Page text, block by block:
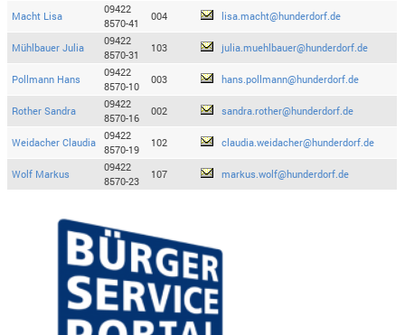
Macht Lisa
09422
8570-41
004 lisa.macht@hunderdorf.de
Mühlbauer Julia
09422
8570-31
103 julia.muehlbauer@hunderdorf.de
Pollmann Hans
09422
8570-10
003 hans.pollmann@hunderdorf.de
Rother Sandra
09422
8570-16
002 sandra.rother@hunderdorf.de
Weidacher Claudia
09422
8570-19
102 claudia.weidacher@hunderdorf.de
Wolf Markus
09422
8570-23
107 markus.wolf@hunderdorf.de